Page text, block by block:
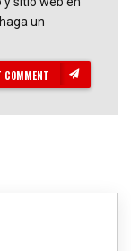
un
COMMENT